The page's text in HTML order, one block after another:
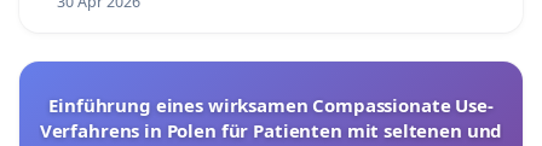
Einführung eines wirksamen Compassionate Use-
Verfahrens in Polen für Patienten mit seltenen und